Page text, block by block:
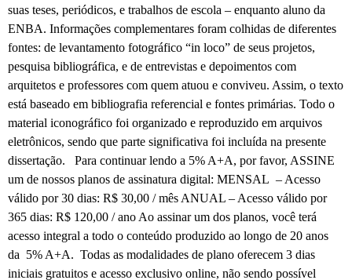
suas teses, periódicos, e trabalhos de escola – enquanto aluno da
ENBA. Informações complementares foram colhidas de diferentes
fontes: de levantamento fotográfico “in loco” de seus projetos,
pesquisa bibliográfica, e de entrevistas e depoimentos com
arquitetos e professores com quem atuou e conviveu. Assim, o texto
está baseado em bibliografia referencial e fontes primárias. Todo o
material iconográfico foi organizado e reproduzido em arquivos
eletrônicos, sendo que parte significativa foi incluída na presente
dissertação. Para continuar lendo a 5% A+A, por favor, ASSINE
um de nossos planos de assinatura digital: MENSAL – Acesso
válido por 30 dias: R$ 30,00 / mês ANUAL – Acesso válido por
365 dias: R$ 120,00 / ano Ao assinar um dos planos, você terá
acesso integral a todo o conteúdo produzido ao longo de 20 anos
da 5% A+A. Todas as modalidades de plano oferecem 3 dias
iniciais gratuitos e acesso exclusivo online, não sendo possível